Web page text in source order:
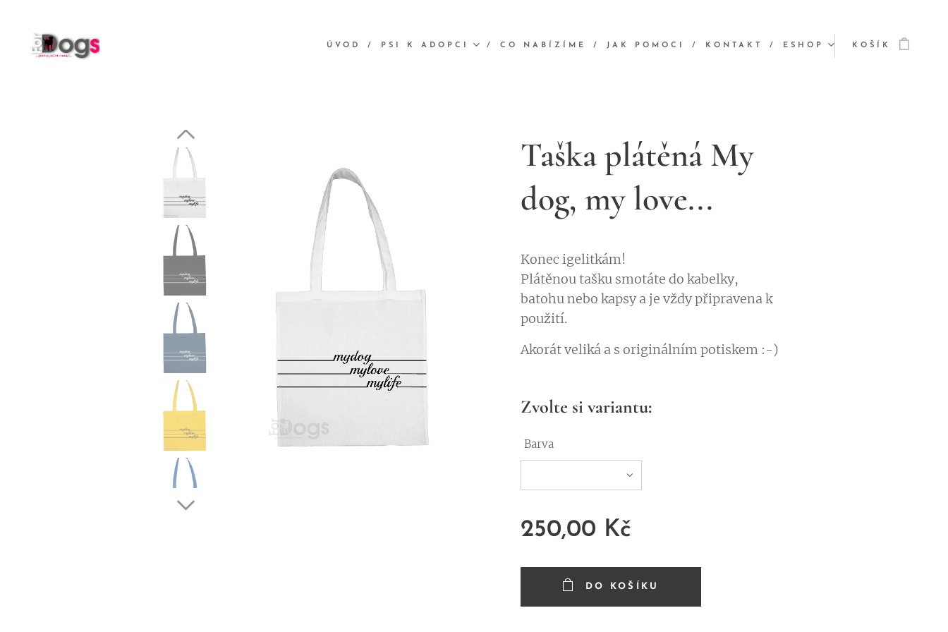
ÚVOD PSI K ADOPCI CO NABÍZÍME JAK POMOCI KONTAKT ESHOP KOŠÍK
Taška plátěná My
dog, my love...
Konec igelitkám!
Plátěnou tašku smotáte do kabelky,
batohu nebo kapsy a je vždy připravena k
použití.
Akorát veliká a s originálním potiskem :-)
Zvolte si variantu:
Barva
250,00 Kč
DO KOŠÍKU